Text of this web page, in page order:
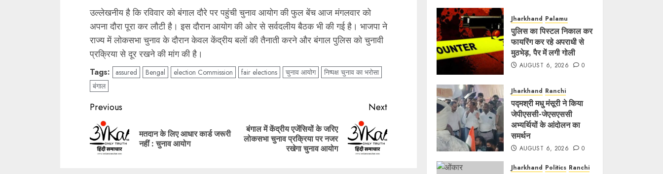
उल्लेखनीय है कि रविवार को बंगाल दौरे पर पहुंची चुनाव आयोग की फुल बेंच आज मंगलवार को
अपना दौरा पूरा कर लौटी है। इस दौरान आयोग की ओर से सर्वदलीय बैठक भी की गई है। भाजपा ने
राज्य में लोकसभा चुनाव के दौरान केवल केंद्रीय बलों की तैनाती करने और बंगाल पुलिस को चुनावी
प्रक्रिया से दूर रखने की मांग की है।
Tags: assured Bengal election Commission fair elections चुनाव आयोग
निष्पक्ष चुनाव का भरोसा
बंगाल
Post
navigation
Previous
Previous
मतदान के लिए आधार कार्ड जरूरी
नहीं : चुनाव आयोग
Next
Next
बंगाल में केंद्रीय एजेंसियों के जरिए
लोकसभा चुनाव प्रक्रिया पर नजर
रखेगा चुनाव आयोग
Jharkhand Palamu
पुलिस का पिस्टल निकाल कर
फायरिंग कर रहे अपराधी से
मुठभेड़, पैर में लगी गोली
AUGUST 6, 2026 0
Jharkhand Ranchi
पद्मश्री मधु मंसूरी ने किया
जेपीएससी-जेएसएससी
अभ्यर्थियों के आंदोलन का
समर्थन
AUGUST 6, 2026 0
Jharkhand Politics Ranchi